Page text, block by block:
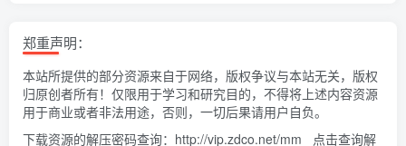
郑重声明：
本站所提供的部分资源来自于网络，版权争议与本站无关，版权
归原创者所有！仅限用于学习和研究目的，不得将上述内容资源
用于商业或者非法用途，否则，一切后果请用户自负。
下载资源的解压密码查询： http://vip.zdco.net/mm
点击查询解